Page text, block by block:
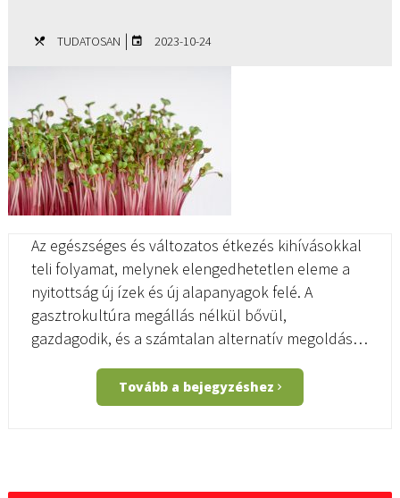
TUDATOSAN | 2023-10-24
Az egészséges és változatos étkezés kihívásokkal
teli folyamat, melynek elengedhetetlen eleme a
nyitottság új ízek és új alapanyagok felé. A
gasztrokultúra megállás nélkül bővül,
gazdagodik, és a számtalan alternatív megoldás…
Tovább a bejegyzéshez